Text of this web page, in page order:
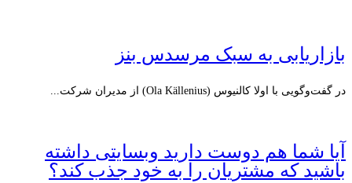
بازاریابی به سبک مرسدس بنز
در گفت‌وگویی با اولا کالنیوس (Ola Källenius) از مدیران شرکت...
آیا شما هم دوست دارید وبسایتی داشته
باشید که مشتریان را به خود جذب کند؟